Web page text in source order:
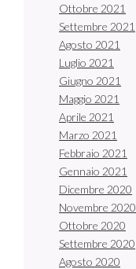
Ottobre 2021
Settembre 2021
Agosto 2021
Luglio 2021
Giugno 2021
Maggio 2021
Aprile 2021
Marzo 2021
Febbraio 2021
Gennaio 2021
Dicembre 2020
Novembre 2020
Ottobre 2020
Settembre 2020
Agosto 2020